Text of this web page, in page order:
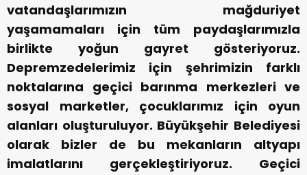
vatandaşlarımızın mağduriyet
yaşamamaları için tüm paydaşlarımızla
birlikte yoğun gayret gösteriyoruz.
Depremzedelerimiz için şehrimizin farklı
noktalarına geçici barınma merkezleri ve
sosyal marketler, çocuklarımız için oyun
alanları oluşturuluyor. Büyükşehir Belediyesi
olarak bizler de bu mekanların altyapı
imalatlarını gerçekleştiriyoruz. Geçici